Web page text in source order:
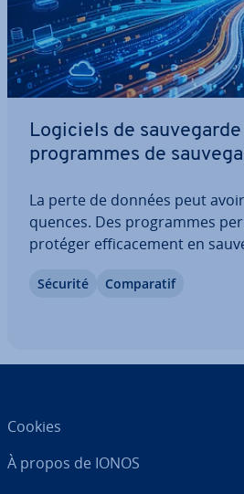
Logiciels de
pro­grammes de
La perte de données peut
quences. Des pro­grammes
protéger ef­fi­ca­ce­ment en
possible de les restaurer
d’urgence. Découvrez quel est
Sécurité Com­pa­ra­tif
Cookies
À propos de IONOS